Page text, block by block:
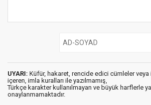
UYARI: Küfür, hakaret, rencide edici cümleler veya
içeren, imla kuralları ile yazılmamış,
Türkçe karakter kullanılmayan ve büyük harflerle
onaylanmamaktadır.